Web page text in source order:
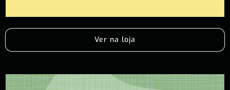
Ver na loja